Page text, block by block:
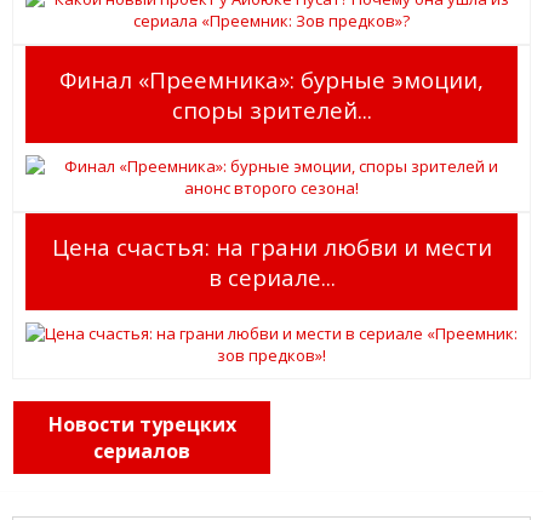
Финал «Преемника»: бурные эмоции,
споры зрителей...
Цена счастья: на грани любви и мести
в сериале...
Новости турецких
сериалов